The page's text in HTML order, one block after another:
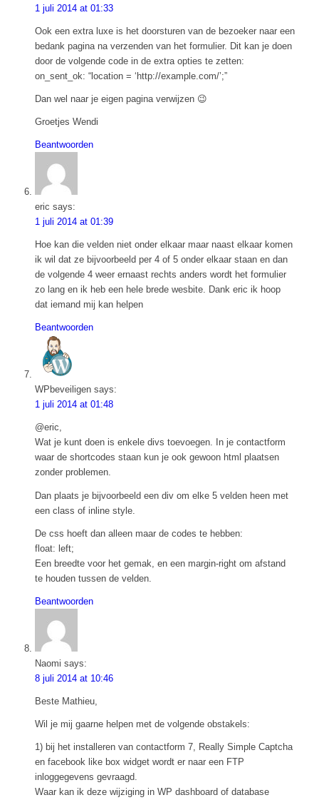
1 juli 2014 at 01:33
Ook een extra luxe is het doorsturen van de bezoeker naar een
bedank pagina na verzenden van het formulier. Dit kan je doen
door de volgende code in de extra opties te zetten:
on_sent_ok: “location = ‘http://example.com/’;”
Dan wel naar je eigen pagina verwijzen 😉
Groetjes Wendi
Beantwoorden
eric says:
1 juli 2014 at 01:39
Hoe kan die velden niet onder elkaar maar naast elkaar komen
ik wil dat ze bijvoorbeeld per 4 of 5 onder elkaar staan en dan
de volgende 4 weer ernaast rechts anders wordt het formulier
zo lang en ik heb een hele brede wesbite. Dank eric ik hoop
dat iemand mij kan helpen
Beantwoorden
WPbeveiligen says:
1 juli 2014 at 01:48
@eric,
Wat je kunt doen is enkele divs toevoegen. In je contactform
waar de shortcodes staan kun je ook gewoon html plaatsen
zonder problemen.
Dan plaats je bijvoorbeeld een div om elke 5 velden heen met
een class of inline style.
De css hoeft dan alleen maar de codes te hebben:
float: left;
Een breedte voor het gemak, en een margin-right om afstand
te houden tussen de velden.
Beantwoorden
Naomi says:
8 juli 2014 at 10:46
Beste Mathieu,
Wil je mij gaarne helpen met de volgende obstakels:
1) bij het installeren van contactform 7, Really Simple Captcha
en facebook like box widget wordt er naar een FTP
inloggegevens gevraagd.
Waar kan ik deze wijziging in WP dashboard of database